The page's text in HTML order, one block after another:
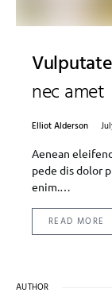
Vulputate
nec amet
Elliot Alderson
Aenean
pede dis dolor
enim.…
READ MORE
AUTHOR